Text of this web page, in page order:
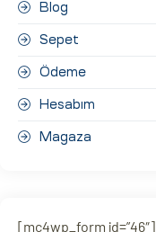
Blog
Sepet
Ödeme
Hesabım
Magaza
[mc4wp_form id=”46″]